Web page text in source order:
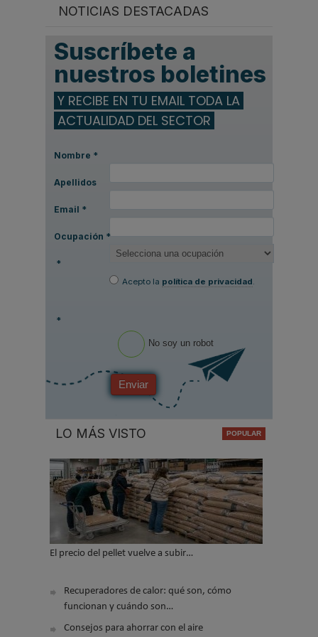
NOTICIAS DESTACADAS
Suscríbete a
nuestros boletines
Y RECIBE EN TU EMAIL TODA LA
ACTUALIDAD DEL SECTOR
Nombre *
Apellidos
Email *
Ocupación *
*
Acepto la política de privacidad.
*
No soy un robot
Enviar
LO MÁS VISTO
El precio del pellet vuelve a subir…
Recuperadores de calor: qué son, cómo
funcionan y cuándo son…
Consejos para ahorrar con el aire